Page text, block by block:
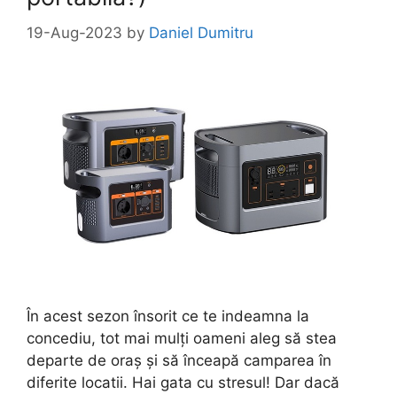
19-Aug-2023 by Daniel Dumitru
În acest sezon însorit ce te indeamna la
concediu, tot mai mulți oameni aleg să stea
departe de oraș și să înceapă camparea în
diferite locatii. Hai gata cu stresul! Dar dacă